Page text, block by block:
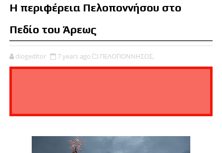
Η περιφέρεια Πελοποννήσου στο
Πεδίο του Άρεως
diogeditor 7 years ago ΠΕΛΟΠΟΝΝΗΣΟΣ,